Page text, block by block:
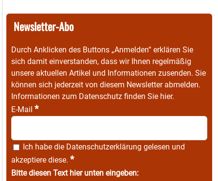
Newsletter-Abo
Durch Anklicken des Buttons „Anmelden“ erklären Sie
sich damit einverstanden, dass wir Ihnen regelmäßig
unsere aktuellen Artikel und Informationen zusenden. Sie
können sich jederzeit von diesem Newsletter abmelden.
Informationen zum Datenschutz finden Sie hier.
E-Mail *
Ich habe die Datenschutzerklärung gelesen und
akzeptiere diese. *
Bitte diesen Text hier unten eingeben: